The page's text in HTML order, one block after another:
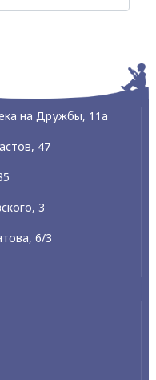
на Дружбы, 11а
47
3
6/3